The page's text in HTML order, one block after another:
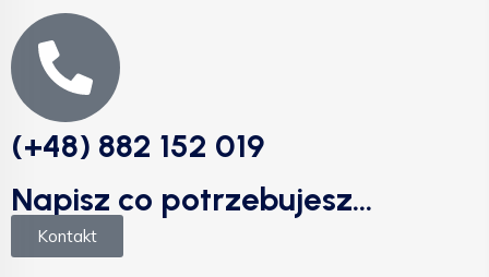
(+48) 882 152 019
Napisz co potrzebujesz...
Kontakt